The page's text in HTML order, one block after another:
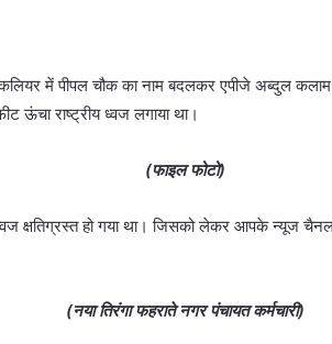
कलियर में पीपल चौक का नाम बदलकर एपीजे अब्दुल
ऊंचा राष्ट्रीय ध्वज लगाया था।
(फाइल फोटो)
क्षतिग्रस्त हो गया था। जिसको लेकर आपके न्यूज
(नया तिरंगा फहराते नगर पंचायत कर्मचारी)